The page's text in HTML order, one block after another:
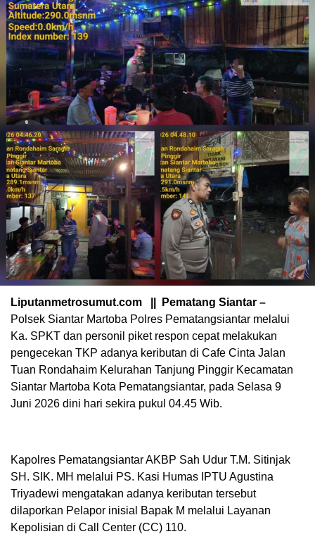
Liputanmetrosumut.com || Pematang Siantar –
Polsek Siantar Martoba Polres Pematangsiantar melalui
Ka. SPKT dan personil piket respon cepat melakukan
pengecekan TKP adanya keributan di Cafe Cinta Jalan
Tuan Rondahaim Kelurahan Tanjung Pinggir Kecamatan
Siantar Martoba Kota Pematangsiantar, pada Selasa 9
Juni 2026 dini hari sekira pukul 04.45 Wib.
Kapolres Pematangsiantar AKBP Sah Udur T.M. Sitinjak
SH. SIK. MH melalui PS. Kasi Humas IPTU Agustina
Triyadewi mengatakan adanya keributan tersebut
dilaporkan Pelapor inisial Bapak M melalui Layanan
Kepolisian di Call Center (CC) 110.